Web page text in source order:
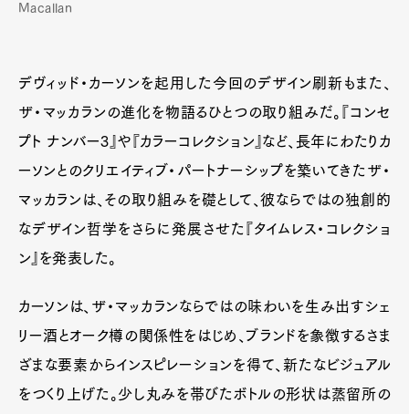
Macallan
デヴィッド・カーソンを起用した今回のデザイン刷新もまた、
ザ・マッカランの進化を物語るひとつの取り組みだ。『コンセ
プト ナンバー3』や『カラーコレクション』など、長年にわたりカ
ーソンとのクリエイティブ・パートナーシップを築いてきたザ・
マッカランは、その取り組みを礎として、彼ならではの独創的
なデザイン哲学をさらに発展させた『タイムレス・コレクショ
ン』を発表した。
カーソンは、ザ・マッカランならではの味わいを生み出すシェ
リー酒とオーク樽の関係性をはじめ、ブランドを象徴するさま
ざまな要素からインスピレーションを得て、新たなビジュアル
をつくり上げた。少し丸みを帯びたボトルの形状は蒸留所の